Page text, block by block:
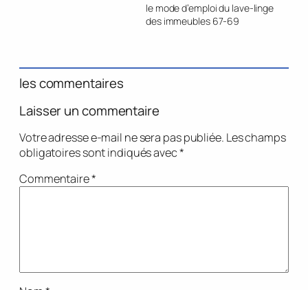
le mode d’emploi du lave-linge
des immeubles 67-69
les commentaires
Laisser un commentaire
Votre adresse e-mail ne sera pas publiée. Les champs
obligatoires sont indiqués avec*
Commentaire*